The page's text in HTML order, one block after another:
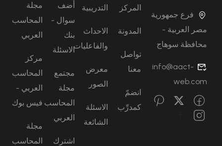
فرع جمهورية
مصر العربية -
محافظة سوهاج
info@aact-
web.com
المركز
المدونة
تواصل
معنا
انضمّ
كمدرِّب
التدريبية
الاحداث
والفاعليات
معرض
الصور
الاسئلة
الشائعة
أضف
سوال -
بنك
الاسئلة
مجتمع
مجلة
المحاسب
العربي
اشترك
مجلة
المحاسب
العربي
مركز
المحاسب
العربي -
فيس بوك
مجلة
المحاسب